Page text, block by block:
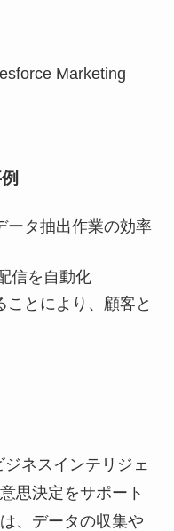
Marketing
ータ抽出作業の効率
信を自動化
ことにより、顧客と
ネスインテリジェ
思決定をサポート
、データの収集や